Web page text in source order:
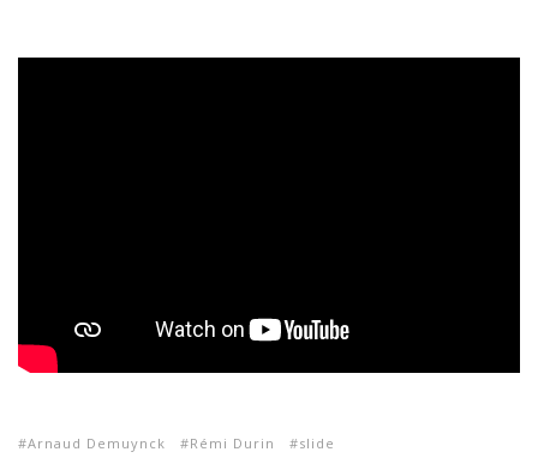
Arnaud Demuynck Rémi Durin
slide